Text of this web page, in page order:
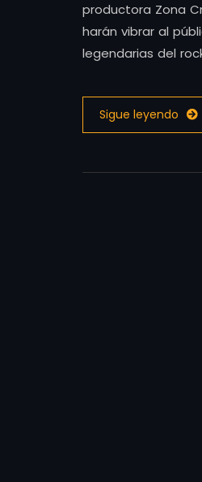
productora Zona
harán vibrar al
legendarias del
Sigue leyendo